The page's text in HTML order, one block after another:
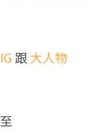
跟大人物